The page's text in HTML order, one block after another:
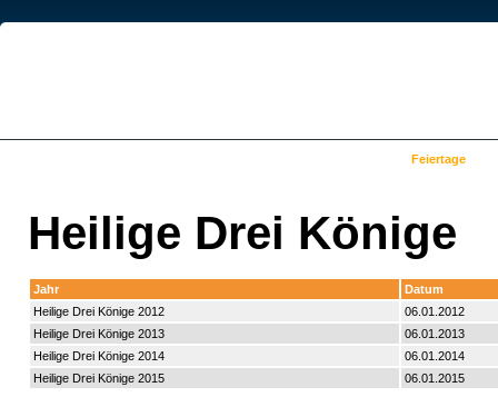
Feiertage
Heilige Drei Könige
Jahr
Datum
Heilige Drei Könige 2012
06.01.2012
Heilige Drei Könige 2013
06.01.2013
Heilige Drei Könige 2014
06.01.2014
Heilige Drei Könige 2015
06.01.2015